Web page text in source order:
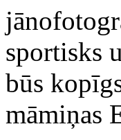
sportisks
būs
māmiņas